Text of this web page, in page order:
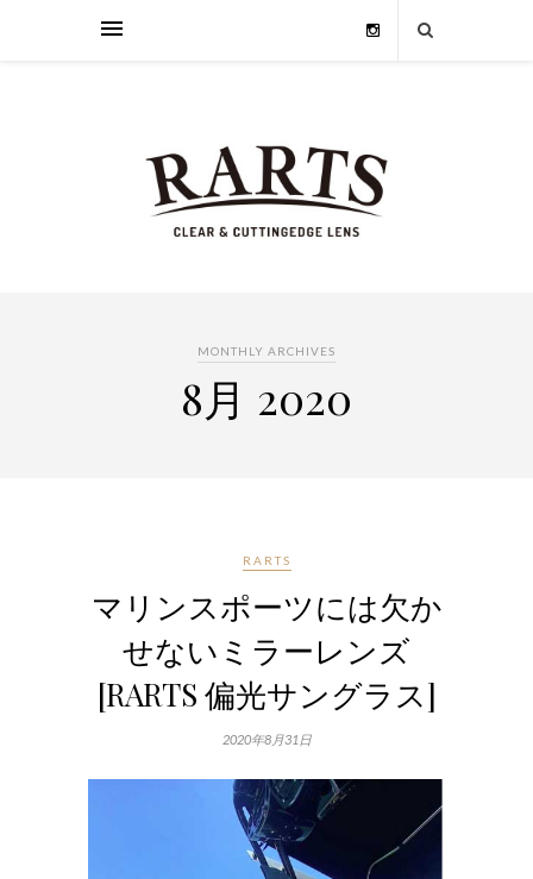
MONTHLY ARCHIVES
8月 2020
RARTS
マリンスポーツには欠か
せないミラーレンズ
[RARTS 偏光サングラス]
2020年8月31日